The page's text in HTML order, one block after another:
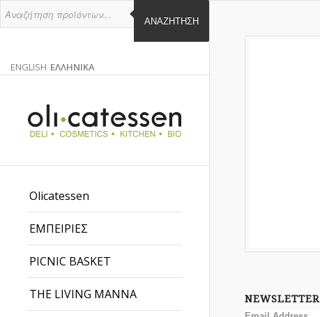
ΑΝΑΖΉΤΗΣΗ
ENGLISH ΕΛΛΗΝΙΚΑ
EL
Olicatessen
ΕΜΠΕΙΡΙΕΣ
PICNIC BASKET
THE LIVING MANNA NEWSLETTER